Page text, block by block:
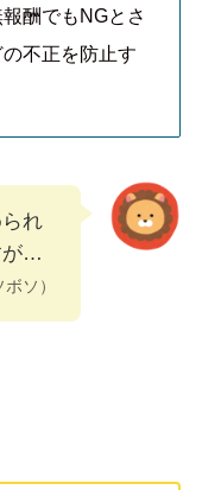
報酬でもNGとさ
不正を防止す
れ
が…
ボソ ）